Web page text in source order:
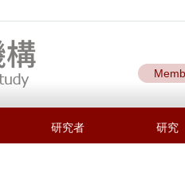
研究者 研究